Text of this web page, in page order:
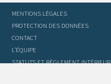
MENTIONS LÉGALES
PROTECTION DES DONNÉES
CONTACT
L’ÉQUIPE
STATUTS ET RÈGLEMENT INTÉRIEUR